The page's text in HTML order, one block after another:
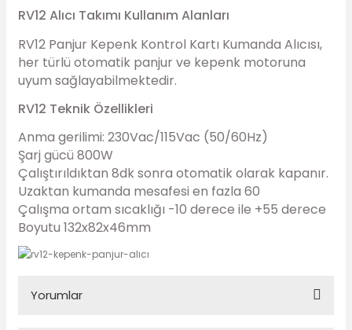
RV12 Alıcı Takımı Kullanım Alanları
RV12 Panjur Kepenk Kontrol Kartı Kumanda Alıcısı,
her türlü otomatik panjur ve kepenk motoruna
uyum sağlayabilmektedir.
RV12 Teknik Özellikleri
Anma gerilimi: 230Vac/115Vac (50/60Hz)
Şarj gücü 800W
Çalıştırıldıktan 8dk sonra otomatik olarak kapanır.
Uzaktan kumanda mesafesi en fazla 60
Çalışma ortam sıcaklığı -10 derece ile +55 derece
Boyutu 132x82x46mm
Yorumlar